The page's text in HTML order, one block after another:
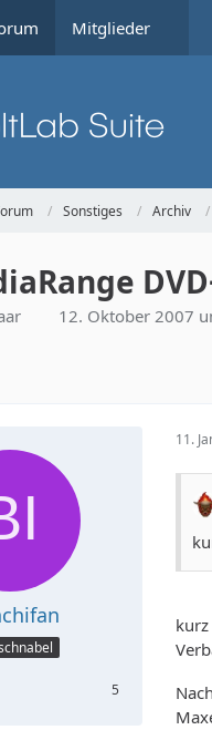
Mitglieder
Sonstiges Archiv
12. Oktober 2007
5
11.